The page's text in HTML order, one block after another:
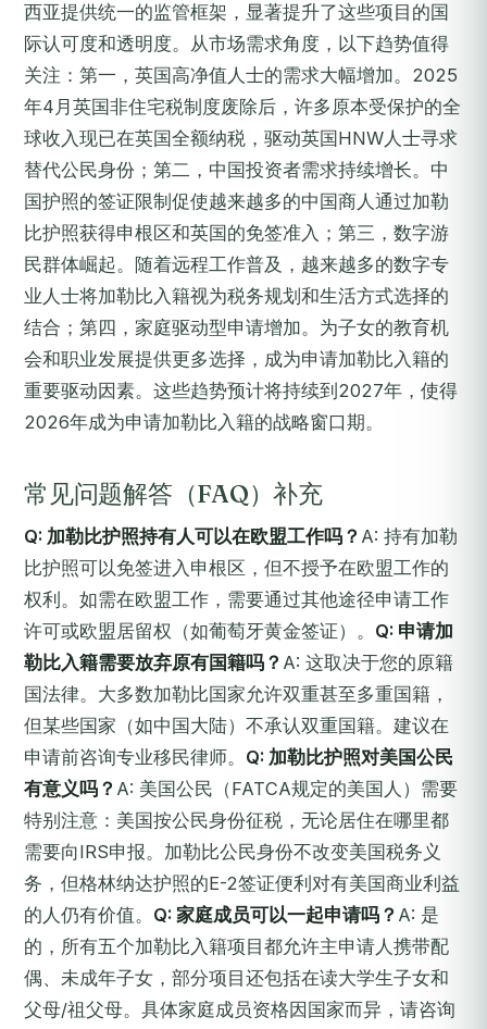
西亚提供统一的监管框架，显著提升了这些项目的国
际认可度和透明度。从市场需求角度，以下趋势值得
关注：第一，英国高净值人士的需求大幅增加。2025
年4月英国非住宅税制度废除后，许多原本受保护的全
球收入现已在英国全额纳税，驱动英国HNW人士寻求
替代公民身份；第二，中国投资者需求持续增长。中
国护照的签证限制促使越来越多的中国商人通过加勒
比护照获得申根区和英国的免签准入；第三，数字游
民群体崛起。随着远程工作普及，越来越多的数字专
业人士将加勒比入籍视为税务规划和生活方式选择的
结合；第四，家庭驱动型申请增加。为子女的教育机
会和职业发展提供更多选择，成为申请加勒比入籍的
重要驱动因素。这些趋势预计将持续到2027年，使得
2026年成为申请加勒比入籍的战略窗口期。
常见问题解答（FAQ）补充
Q: 加勒比护照持有人可以在欧盟工作吗？ A: 持有加勒
比护照可以免签进入申根区，但不授予在欧盟工作的
权利。如需在欧盟工作，需要通过其他途径申请工作
许可或欧盟居留权（如葡萄牙黄金签证）。 Q: 申请加
勒比入籍需要放弃原有国籍吗？ A: 这取决于您的原籍
国法律。大多数加勒比国家允许双重甚至多重国籍，
但某些国家（如中国大陆）不承认双重国籍。建议在
申请前咨询专业移民律师。 Q: 加勒比护照对美国公民
有意义吗？ A: 美国公民（FATCA规定的美国人）需要
特别注意：美国按公民身份征税，无论居住在哪里都
需要向IRS申报。加勒比公民身份不改变美国税务义
务，但格林纳达护照的E-2签证便利对有美国商业利益
的人仍有价值。 Q: 家庭成员可以一起申请吗？ A: 是
的，所有五个加勒比入籍项目都允许主申请人携带配
偶、未成年子女，部分项目还包括在读大学生子女和
父母/祖父母。具体家庭成员资格因国家而异，请咨询